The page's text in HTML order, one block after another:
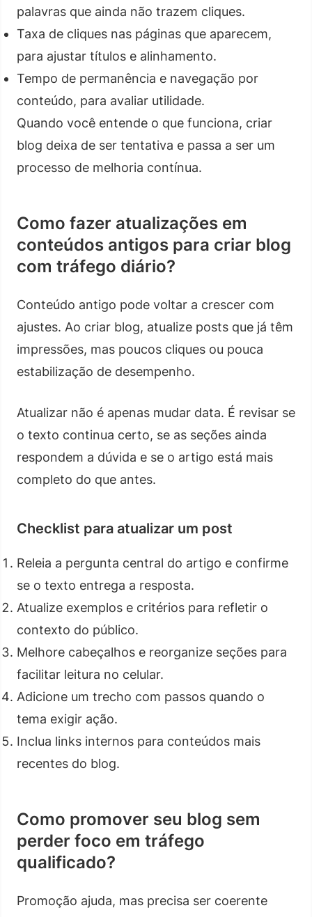
palavras que ainda não trazem cliques.
Taxa de cliques nas páginas que aparecem,
para ajustar títulos e alinhamento.
Tempo de permanência e navegação por
conteúdo, para avaliar utilidade.
Quando você entende o que funciona, criar
blog deixa de ser tentativa e passa a ser um
processo de melhoria contínua.
Como fazer atualizações em
conteúdos antigos para criar blog
com tráfego diário?
Conteúdo antigo pode voltar a crescer com
ajustes. Ao criar blog, atualize posts que já têm
impressões, mas poucos cliques ou pouca
estabilização de desempenho.
Atualizar não é apenas mudar data. É revisar se
o texto continua certo, se as seções ainda
respondem a dúvida e se o artigo está mais
completo do que antes.
Checklist para atualizar um post
Releia a pergunta central do artigo e confirme
se o texto entrega a resposta.
Atualize exemplos e critérios para refletir o
contexto do público.
Melhore cabeçalhos e reorganize seções para
facilitar leitura no celular.
Adicione um trecho com passos quando o
tema exigir ação.
Inclua links internos para conteúdos mais
recentes do blog.
Como promover seu blog sem
perder foco em tráfego
qualificado?
Promoção ajuda, mas precisa ser coerente